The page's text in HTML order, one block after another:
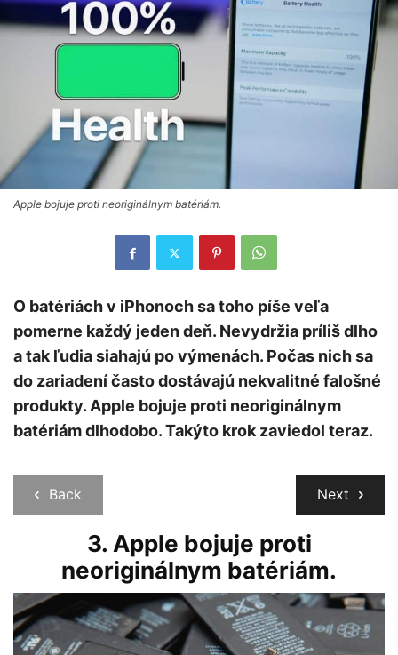
Apple bojuje proti neoriginálnym batériám.
O batériách v iPhonoch sa toho píše veľa
pomerne každý jeden deň. Nevydržia príliš dlho
a tak ľudia siahajú po výmenách. Počas nich sa
do zariadení často dostávajú nekvalitné falošné
produkty. Apple bojuje proti neoriginálnym
batériám dlhodobo. Takýto krok zaviedol teraz.
Back Next
3. Apple bojuje proti
neoriginálnym batériám.